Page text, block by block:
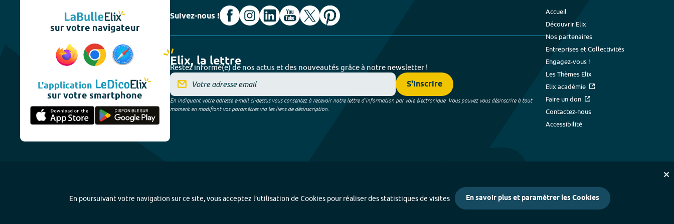
sur votre navigateur
L'application
sur votre smartphone
Suivez-nous !
Elix, la lettre
Restez informé(e) de nos actus et des nouveautés grâce à notre newsletter !
S'inscrire
En indiquant votre adresse e-mail ci-dessus vous consentez à recevoir notre lettre d’information par voie électronique. Vous pouvez vous désinscrire à tout
moment en modifiant vos paramètres via les liens de désinscription.
Accueil
Découvrir Elix
Nos partenaires
Entreprises et Collectivités
Engagez-vous !
Les Thèmes Elix
Elix académie
Faire un don
Contactez-nous
Accessibilité
En poursuivant votre navigation sur ce site, vous acceptez l’utilisation de Cookies pour réaliser des statistiques de visites En savoir plus et paramétrer les Cookies